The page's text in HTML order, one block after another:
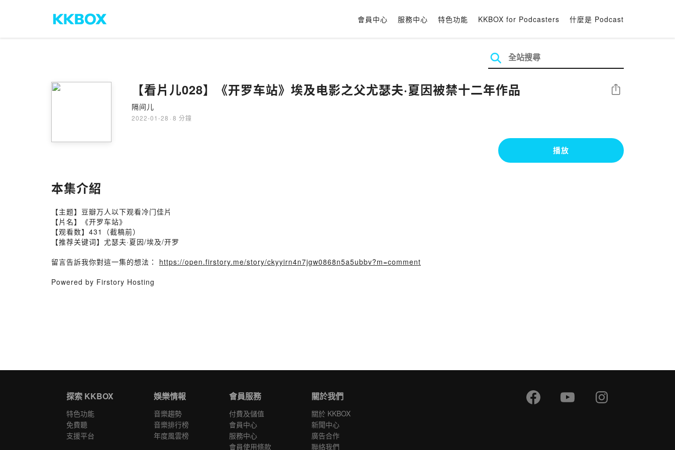
會員中心 服務中心 特色功能 KKBOX for Podcasters 什麼是 Podcast
【看片儿028】《开罗车站》埃及电影之父尤瑟夫·夏因被禁十二年作品
隔间儿
2022-01-28 · 8 分鐘
分享
播放
本集介紹
【主题】豆瓣万人以下观看冷门佳片
【片名】《开罗车站》
【观看数】431（截稿前）
【推荐关键词】尤瑟夫·夏因/埃及/开罗
留言告訴我你對這一集的想法： https://open.firstory.me/story/ckyyirn4n7jgw0868n5a5ubbv?m=comment
Powered by Firstory Hosting
探索 KKBOX
特色功能
免費聽
支援平台
娛樂情報
音樂趨勢
音樂排行榜
年度風雲榜
會員服務
付費及儲值
會員中心
服務中心
會員使用條款
關於我們
關於 KKBOX
新聞中心
廣告合作
聯絡我們